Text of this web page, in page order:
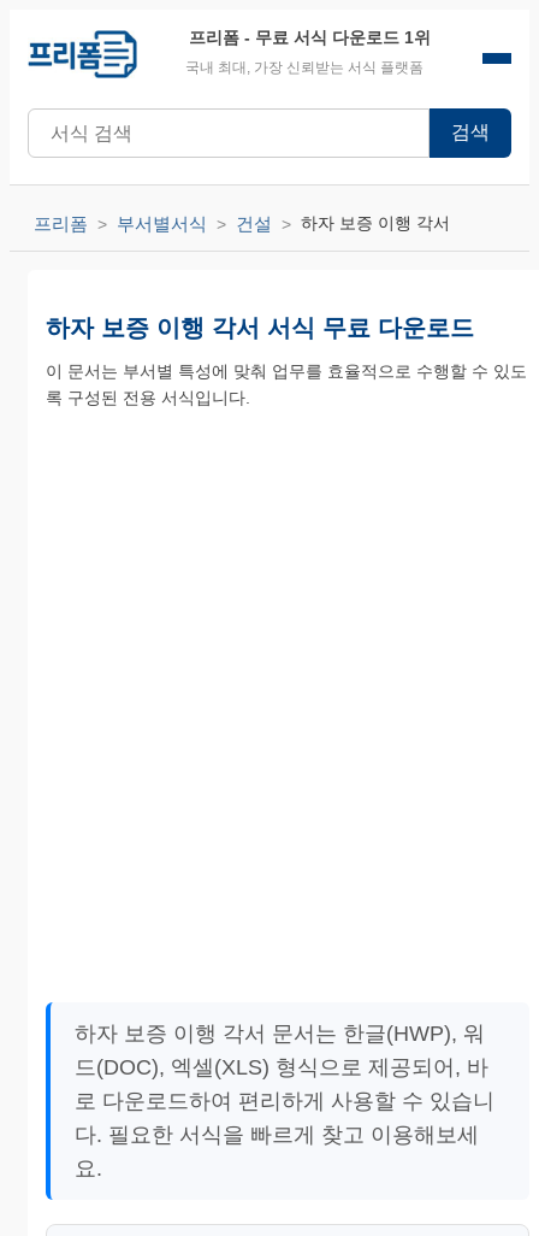
프리폼 - 무료 서식 다운로드 1위
국내 최대, 가장 신뢰받는 서식 플랫폼
검색
프리폼 부서별서식 건설 하자 보증 이행 각서
하자 보증 이행 각서 서식 무료 다운로드
이 문서는 부서별 특성에 맞춰 업무를 효율적으로 수행할 수 있도
록 구성된 전용 서식입니다.
하자 보증 이행 각서 문서는 한글(HWP), 워
드(DOC), 엑셀(XLS) 형식으로 제공되어, 바
로 다운로드하여 편리하게 사용할 수 있습니
다. 필요한 서식을 빠르게 찾고 이용해보세
요.